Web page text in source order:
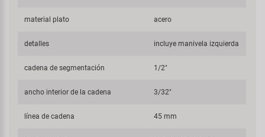
material plato acero
detalles incluye manivela izquierda
cadena de segmentación 1/2"
ancho interior de la cadena 3/32"
línea de cadena 45 mm